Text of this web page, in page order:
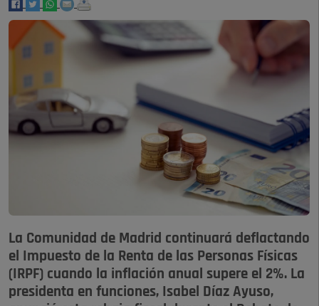
La Comunidad de Madrid continuará deflactando
el Impuesto de la Renta de las Personas Físicas
(IRPF) cuando la inflación anual supere el 2%. La
presidenta en funciones, Isabel Díaz Ayuso,